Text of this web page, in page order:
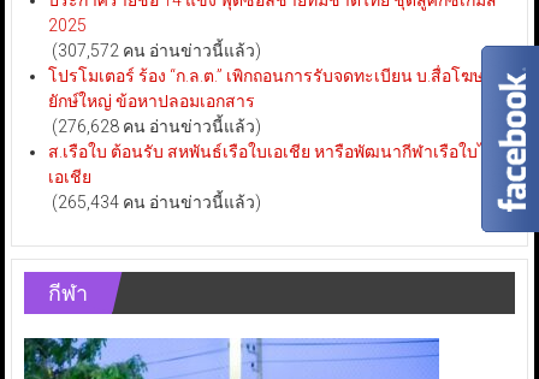
2025
(307,572 คน อ่านข่าวนี้แล้ว)
โปรโมเตอร์ ร้อง “ก.ล.ต.” เพิกถอนการรับจดทะเบียน บ.สื่อโฆษณา
ยักษ์ใหญ่ ข้อหาปลอมเอกสาร
(276,628 คน อ่านข่าวนี้แล้ว)
ส.เรือใบ ต้อนรับ สหพันธ์เรือใบเอเชีย หารือพัฒนากีฬาเรือใบไทย-
เอเชีย
(265,434 คน อ่านข่าวนี้แล้ว)
กีฬา